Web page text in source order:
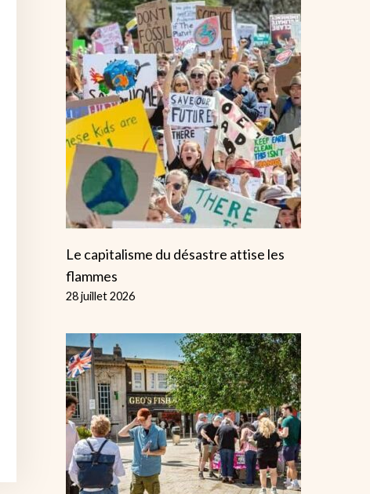
Le capitalisme du désastre attise les
flammes
28 juillet 2026